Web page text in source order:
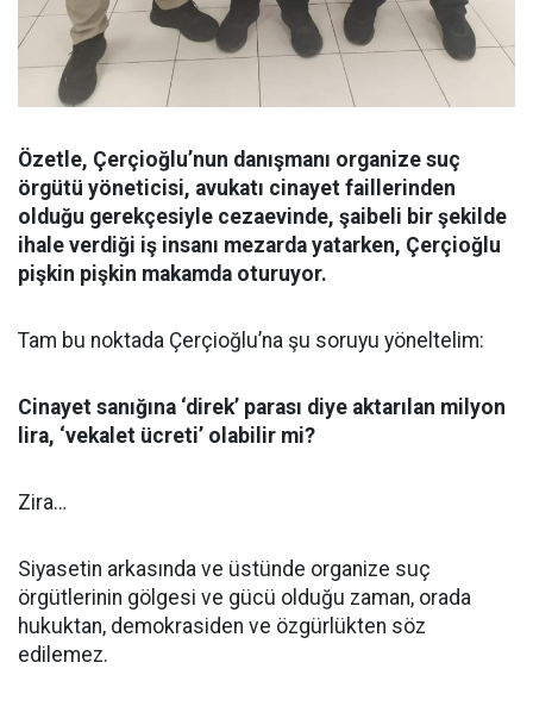
Özetle, Çerçioğlu’nun danışmanı organize suç
örgütü yöneticisi, avukatı cinayet faillerinden
olduğu gerekçesiyle cezaevinde, şaibeli bir şekilde
ihale verdiği iş insanı mezarda yatarken, Çerçioğlu
pişkin pişkin makamda oturuyor.
Tam bu noktada Çerçioğlu’na şu soruyu yöneltelim:
Cinayet sanığına ‘direk’ parası diye aktarılan milyon
lira, ‘vekalet ücreti’ olabilir mi?
Zira…
Siyasetin arkasında ve üstünde organize suç
örgütlerinin gölgesi ve gücü olduğu zaman, orada
hukuktan, demokrasiden ve özgürlükten söz
edilemez.